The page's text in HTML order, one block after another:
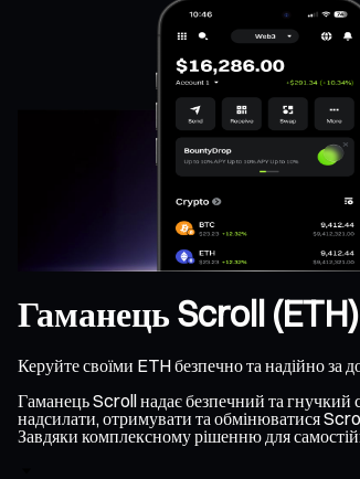
Гаманець Scroll (ETH)
Керуйте своїми ETH безпечно та надійно
Гаманець Scroll надає безпечний та гнучкий
надсилати, отримувати та обмінюватися
Завдяки комплексному рішенню для